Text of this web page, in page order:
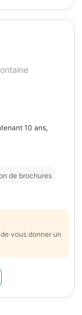
10 ans,
de brochures
vous donner un